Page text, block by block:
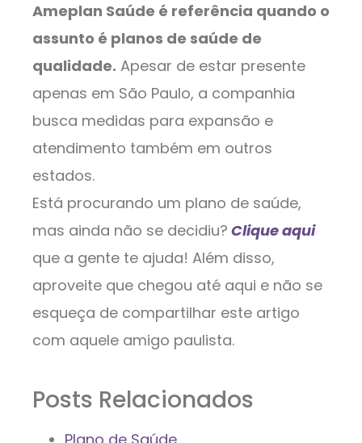
Ameplan Saúde é referência quando o
assunto é planos de saúde de
qualidade. Apesar de estar presente
apenas em São Paulo, a companhia
busca medidas para expansão e
atendimento também em outros
estados.
Está procurando um plano de saúde,
mas ainda não se decidiu? Clique aqui
que a gente te ajuda! Além disso,
aproveite que chegou até aqui e não se
esqueça de compartilhar este artigo
com aquele amigo paulista.
Posts Relacionados